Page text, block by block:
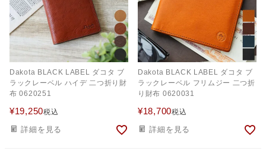
Dakota BLACK LABEL ダコタ ブ
ラックレーベル ハイデ 二つ折り財
布 0620251
¥19,250税込
詳細を見る
Dakota BLACK LABEL ダコタ ブ
ラックレーベル フリムジー 二つ折
り財布 0620031
¥18,700税込
詳細を見る